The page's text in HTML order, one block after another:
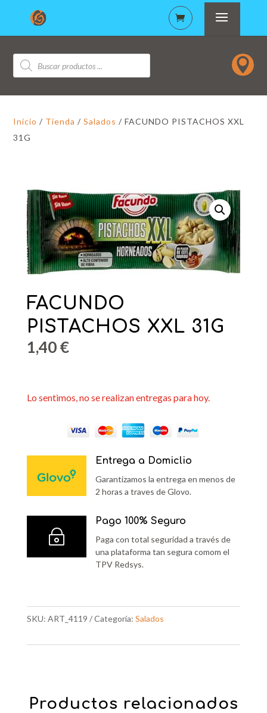
Búsqueda
de
productos

Inicio / Tienda /Salados / FACUNDO PISTACHOS XXL
31G
FACUNDO
PISTACHOS XXL 31G
1,40€
Lo sentimos, no se realizan entregas para hoy.
Entrega a Domiclio
Garantizamos la entrega en menos de
2 horas a traves de Glovo.
~
Pago 100% Seguro
Paga con total seguridad a través de
una plataforma tan segura comom el
TPV Redsys.
SKU: ART_4119 Categoría: Salados
Productos relacionados